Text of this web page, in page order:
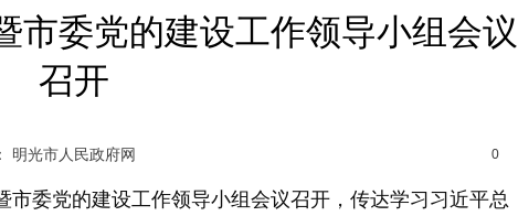
市委党的建设工作领导小组会议
召开
明光市人民政府网 0
委党的建设工作领导小组会议召开，传达学习习近平总